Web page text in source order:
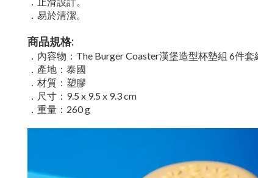
．易於清潔。
商品規格:
．內容物：The Burger Coaster漢堡造型杯墊組 6件套
．產地：泰國
．材質：塑膠
．尺寸：9.5 x 9.5 x 9.3 cm
．重量：260 g